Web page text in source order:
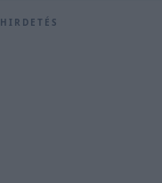
HIRDETÉS